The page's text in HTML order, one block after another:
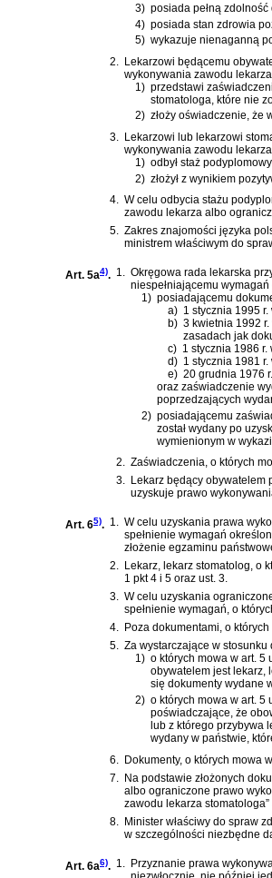
3) posiada pełną
4) posiada stan zdrowia
5) wykazuje nienaganną
2. Lekarzowi będącemu
wykonywania zawodu
1) przedstawi
stomatologa, które nie
2) złoży oświadczenie, że
3. Lekarzowi lub lekarzowi
wykonywania zawodu
1) odbył staż
2) złożył z wynikiem
4. W celu odbycia stażu
zawodu lekarza albo
5. Zakres znajomości języka
ministrem właściwym do
Art. 5a4). 1. Okręgowa rada lekarska
niespełniającemu
1) posiadającemu
a) 1 stycznia 1995
b) 3 kwietnia 1992
zasadach jak
c) 1 stycznia 1986
d) 1 stycznia 1981 r.
e) 20 grudnia 1976
oraz zaświadczenie
poprzedzających
2) posiadającemu
został wydany po
wymienionym w
2. Zaświadczenia, o których
3. Lekarz będący obywatelem
uzyskuje prawo
Art. 65). 1. W celu uzyskania prawa
spełnienie wymagań
złożenie egzaminu
2. Lekarz, lekarz stomatolog, o
1 pkt 4 i 5 oraz ust. 3.
3. W celu uzyskania
spełnienie wymagań, o
4. Poza dokumentami, o
5. Za wystarczające w
1) o których mowa w art. 5
obywatelem jest lekarz,
się dokumenty wydane
2) o których mowa w art. 5
poświadczające, że
lub z którego przybywa
wydany w państwie,
6.
Dokumenty, o których mowa
7.
Na podstawie złożonych
albo ograniczone prawo
zawodu lekarza
8.
Minister właściwy do spraw
w szczególności niezbędne
Art. 6a6). 1.
Przyznanie prawa